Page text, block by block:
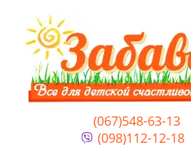
(067)548-63-13
(098)112-12-18